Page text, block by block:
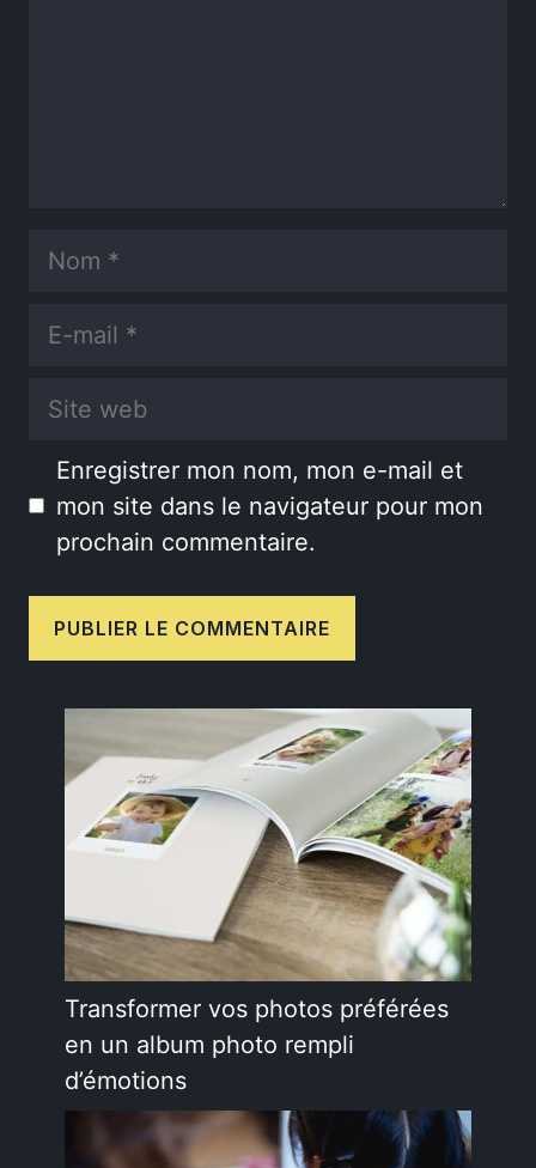
Nom
E-
Site
Enregistrer mon nom, mon e-mail et
mon site dans le navigateur pour mon
prochain commentaire.
Transformer vos photos préférées
en un album photo rempli
d’émotions